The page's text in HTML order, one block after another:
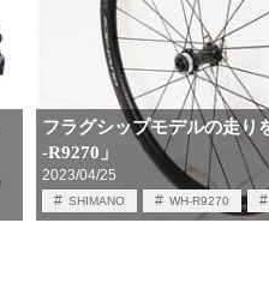
フラグシップモデルの走り
-R9270」
2023/04/25
SHIMANO WH-R9270